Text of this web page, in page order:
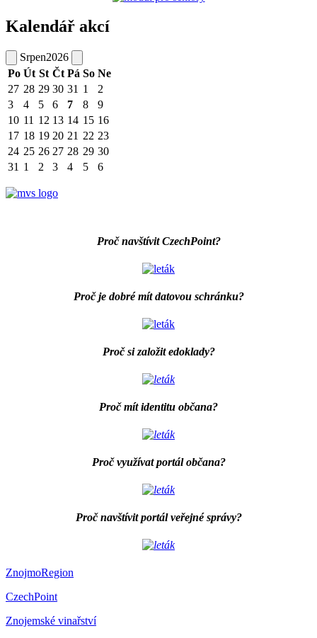
Kalendář akcí
Srpen2026
Po Út St Čt Pá So Ne
27 28 29 30 31 1
2
3
4 5 6 7 8
9
10 11 12 13 14 15 16
17 18 19 20 21 22 23
24 25 26 27 28 29 30
31 1 2 3 4 5 6
Proč navštívit CzechPoint?
Proč je dobré mít datovou schránku?
Proč si založit edoklady?
Proč mít identitu občana?
Proč využívat portál občana?
Proč navštívit portál veřejné správy?
ZnojmoRegion
CzechPoint
Znojemské vinařství